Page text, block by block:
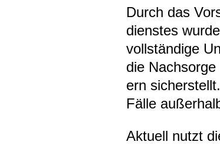
Durch das
diens­tes
voll­stän­dige
die
ern
Fälle
Aktu­ell nutzt